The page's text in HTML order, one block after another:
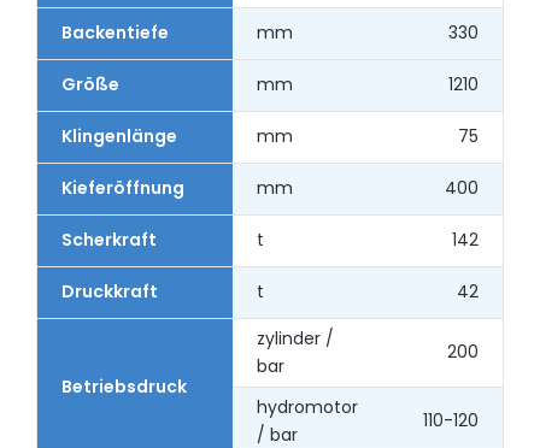
Backentiefe
mm 330
Größe mm 1210
Klingenlänge mm 75
Kieferöffnung mm 400
Scherkraft t 142
Druckkraft t 42
Betriebsdruck
zylinder /
bar
200
hydromotor
/ bar
110-120